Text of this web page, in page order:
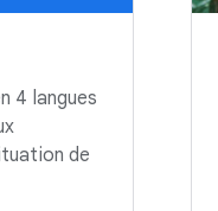
4 langues
de